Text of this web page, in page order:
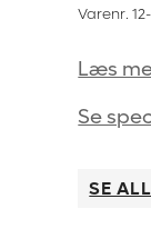
Varenr.
Læs
Se
SE